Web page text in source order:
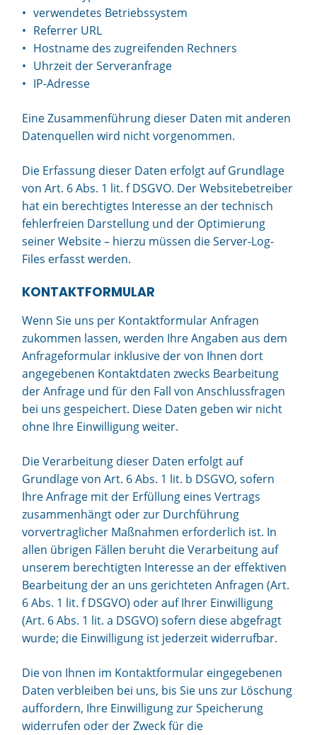
verwendetes Betriebssystem
Referrer URL
Hostname des zugreifenden Rechners
Uhrzeit der Serveranfrage
IP-Adresse
Eine Zusammenführung dieser Daten mit anderen
Datenquellen wird nicht vorgenommen.
Die Erfassung dieser Daten erfolgt auf Grundlage
von Art. 6 Abs. 1 lit. f DSGVO. Der Websitebetreiber
hat ein berechtigtes Interesse an der technisch
fehlerfreien Darstellung und der Optimierung
seiner Website – hierzu müssen die Server-Log-
Files erfasst werden.
KONTAKTFORMULAR
Wenn Sie uns per Kontaktformular Anfragen
zukommen lassen, werden Ihre Angaben aus dem
Anfrageformular inklusive der von Ihnen dort
angegebenen Kontaktdaten zwecks Bearbeitung
der Anfrage und für den Fall von Anschlussfragen
bei uns gespeichert. Diese Daten geben wir nicht
ohne Ihre Einwilligung weiter.
Die Verarbeitung dieser Daten erfolgt auf
Grundlage von Art. 6 Abs. 1 lit. b DSGVO, sofern
Ihre Anfrage mit der Erfüllung eines Vertrags
zusammenhängt oder zur Durchführung
vorvertraglicher Maßnahmen erforderlich ist. In
allen übrigen Fällen beruht die Verarbeitung auf
unserem berechtigten Interesse an der effektiven
Bearbeitung der an uns gerichteten Anfragen (Art.
6 Abs. 1 lit. f DSGVO) oder auf Ihrer Einwilligung
(Art. 6 Abs. 1 lit. a DSGVO) sofern diese abgefragt
wurde; die Einwilligung ist jederzeit widerrufbar.
Die von Ihnen im Kontaktformular eingegebenen
Daten verbleiben bei uns, bis Sie uns zur Löschung
auffordern, Ihre Einwilligung zur Speicherung
widerrufen oder der Zweck für die